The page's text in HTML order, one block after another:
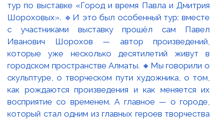
тур по выставке «Город и время Павла и Дмитрия
Шороховых». 🔹И это был особенный тур: вместе
с участниками выставку прошёл сам Павел
Иванович Шорохов — автор произведений,
которые уже несколько десятилетий живут в
городском пространстве Алматы. 🔸Мы говорили о
скульптуре, о творческом пути художника, о том,
как рождаются произведения и как меняется их
восприятие со временем. А главное — о городе,
который стал одним из главных героев творчества